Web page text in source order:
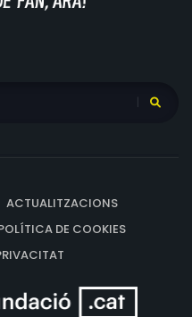
ACTUALITZACIONS
DE COOKIES